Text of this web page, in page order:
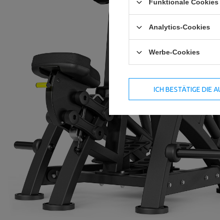
Funktionale
Analytics-Cookies
Werbe-Cookies
ICH BESTÄTIGE DIE